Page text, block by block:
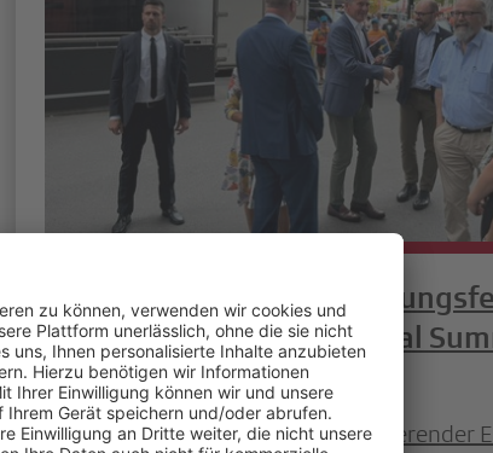
Die SRG Zug an der
«Special Olympics National
2026»
Ein Abend voller Emotionen, inspirierender